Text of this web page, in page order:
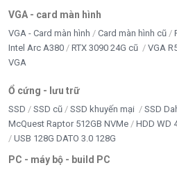
VGA - card màn hình
VGA - Card màn hình Card màn hình cũ
Intel Arc A380
RTX 3090 24G cũ VGA
VGA
Ổ cứng - lưu trữ
SSD SSD cũ SSD khuyến mại SSD
McQuest Raptor 512GB NVMe
HDD WD
USB 128G DATO 3.0 128G
PC - máy bộ - build PC